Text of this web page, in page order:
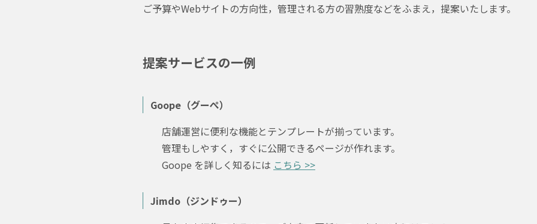
ご予算やWebサイトの方向性，管理される方の習熟度などをふまえ，提案いたします。
提案サービスの一例
Goope（グーぺ）
店舗運営に便利な機能とテンプレートが揃っています。
管理もしやすく，すぐに公開できるページが作れます。
Goope を詳しく知るには こちら >>
Jimdo（ジンドゥー）